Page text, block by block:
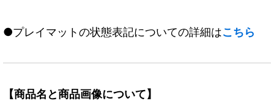
●プレイマットの状態表記についての詳細はこちら
【商品名と商品画像について】